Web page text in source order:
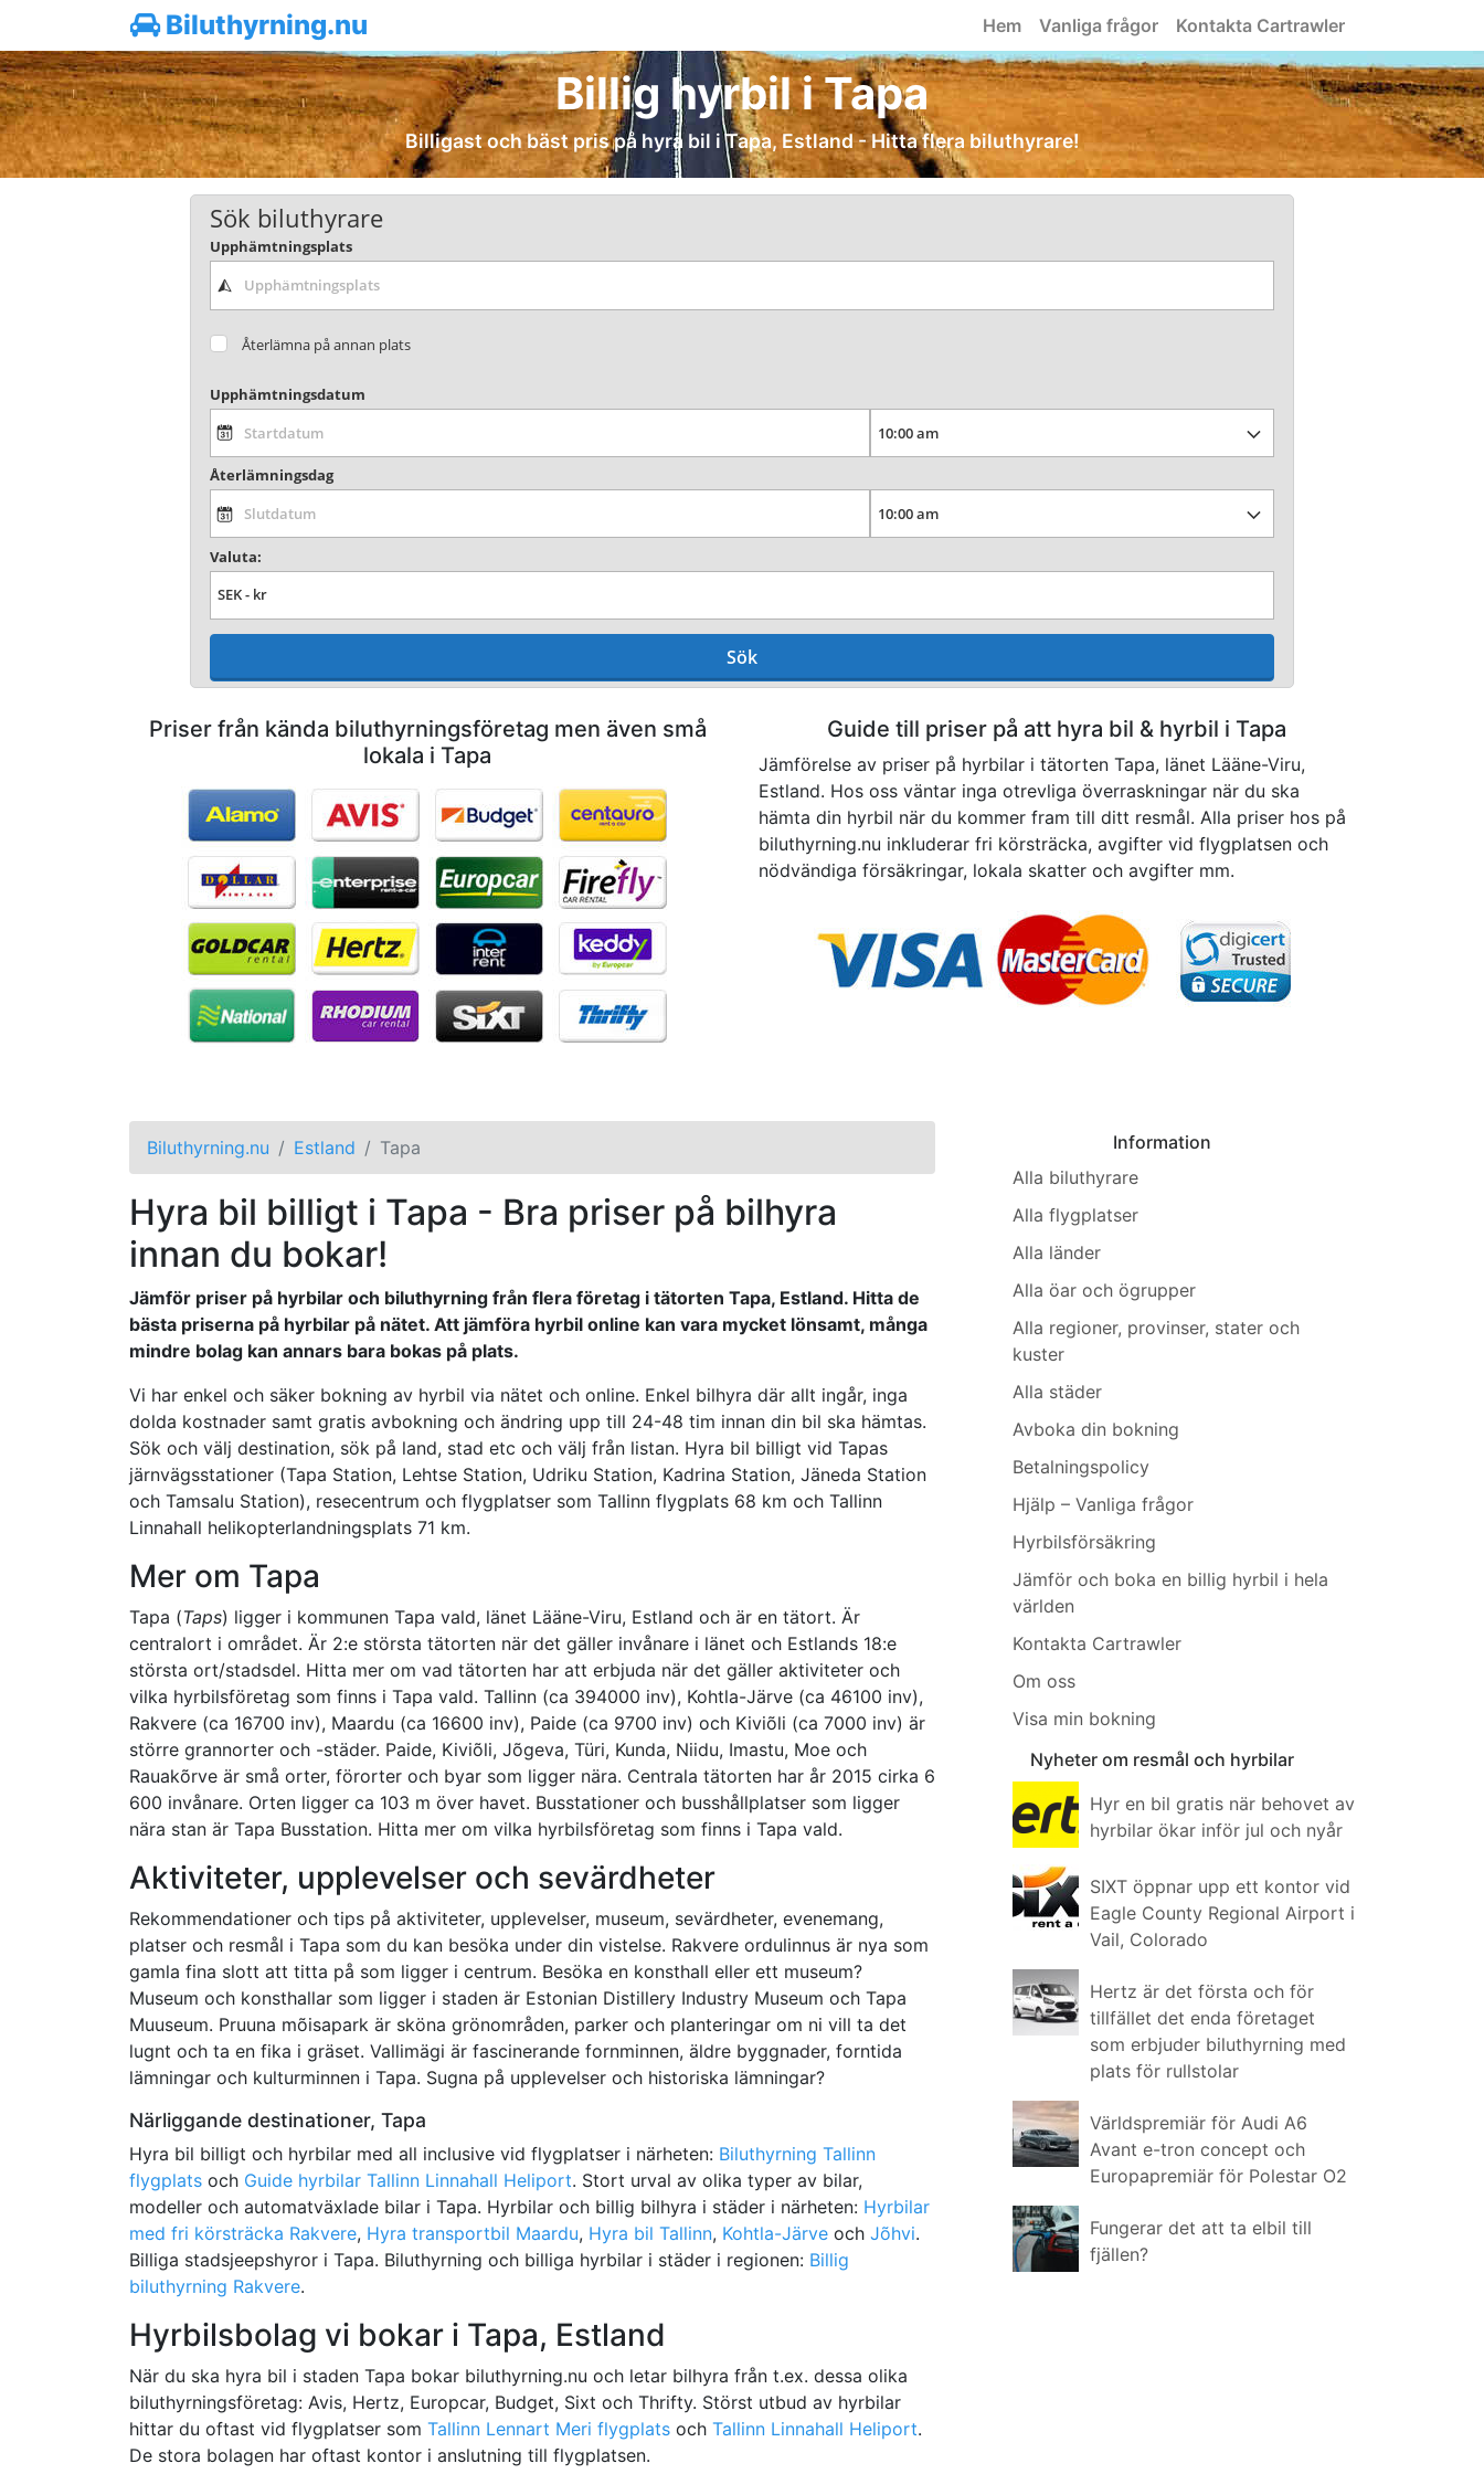
Biluthyrning.nu Hem Vanliga frågor Kontakta Cartrawler
Billig hyrbil i Tapa
Billigast och bäst pris på hyra bil i Tapa, Estland - Hitta flera biluthyrare!
Sök biluthyrare
Upphämtningsplats
Återlämna på annan plats
Upphämtningsdatum
Återlämningsdag
Valuta:
Sök
Priser från kända biluthyrningsföretag men även små
lokala i Tapa
Guide till priser på att hyra bil & hyrbil i Tapa
Jämförelse av priser på hyrbilar i tätorten Tapa, länet Lääne-Viru,
Estland. Hos oss väntar inga otrevliga överraskningar när du ska
hämta din hyrbil när du kommer fram till ditt resmål. Alla priser hos på
biluthyrning.nu inkluderar fri körsträcka, avgifter vid flygplatsen och
nödvändiga försäkringar, lokala skatter och avgifter mm.
Biluthyrning.nu Estland Tapa
Hyra bil billigt i Tapa - Bra priser på bilhyra
innan du bokar!
Jämför priser på hyrbilar och biluthyrning från flera företag i tätorten Tapa, Estland. Hitta de
bästa priserna på hyrbilar på nätet. Att jämföra hyrbil online kan vara mycket lönsamt, många
mindre bolag kan annars bara bokas på plats.
Vi har enkel och säker bokning av hyrbil via nätet och online. Enkel bilhyra där allt ingår, inga
dolda kostnader samt gratis avbokning och ändring upp till 24-48 tim innan din bil ska hämtas.
Sök och välj destination, sök på land, stad etc och välj från listan. Hyra bil billigt vid Tapas
järnvägsstationer (Tapa Station, Lehtse Station, Udriku Station, Kadrina Station, Jäneda Station
och Tamsalu Station), resecentrum och flygplatser som Tallinn flygplats 68 km och Tallinn
Linnahall helikopterlandningsplats 71 km.
Mer om Tapa
Tapa (Taps) ligger i kommunen Tapa vald, länet Lääne-Viru, Estland och är en tätort. Är
centralort i området. Är 2:e största tätorten när det gäller invånare i länet och Estlands 18:e
största ort/stadsdel. Hitta mer om vad tätorten har att erbjuda när det gäller aktiviteter och
vilka hyrbilsföretag som finns i Tapa vald. Tallinn (ca 394000 inv), Kohtla-Järve (ca 46100 inv),
Rakvere (ca 16700 inv), Maardu (ca 16600 inv), Paide (ca 9700 inv) och Kiviõli (ca 7000 inv) är
större grannorter och -städer. Paide, Kiviõli, Jõgeva, Türi, Kunda, Niidu, Imastu, Moe och
Rauakõrve är små orter, förorter och byar som ligger nära. Centrala tätorten har år 2015 cirka 6
600 invånare. Orten ligger ca 103 m över havet. Busstationer och busshållplatser som ligger
nära stan är Tapa Busstation. Hitta mer om vilka hyrbilsföretag som finns i Tapa vald.
Aktiviteter, upplevelser och sevärdheter
Rekommendationer och tips på aktiviteter, upplevelser, museum, sevärdheter, evenemang,
platser och resmål i Tapa som du kan besöka under din vistelse. Rakvere ordulinnus är nya som
gamla fina slott att titta på som ligger i centrum. Besöka en konsthall eller ett museum?
Museum och konsthallar som ligger i staden är Estonian Distillery Industry Museum och Tapa
Muuseum. Pruuna mõisapark är sköna grönområden, parker och planteringar om ni vill ta det
lugnt och ta en fika i gräset. Vallimägi är fascinerande fornminnen, äldre byggnader, forntida
lämningar och kulturminnen i Tapa. Sugna på upplevelser och historiska lämningar?
Närliggande destinationer, Tapa
Hyra bil billigt och hyrbilar med all inclusive vid flygplatser i närheten: Biluthyrning Tallinn
flygplats och Guide hyrbilar Tallinn Linnahall Heliport. Stort urval av olika typer av bilar,
modeller och automatväxlade bilar i Tapa. Hyrbilar och billig bilhyra i städer i närheten: Hyrbilar
med fri körsträcka Rakvere, Hyra transportbil Maardu, Hyra bil Tallinn, Kohtla-Järve och Jõhvi.
Billiga stadsjeepshyror i Tapa. Biluthyrning och billiga hyrbilar i städer i regionen: Billig
biluthyrning Rakvere.
Hyrbilsbolag vi bokar i Tapa, Estland
När du ska hyra bil i staden Tapa bokar biluthyrning.nu och letar bilhyra från t.ex. dessa olika
biluthyrningsföretag: Avis, Hertz, Europcar, Budget, Sixt och Thrifty. Störst utbud av hyrbilar
hittar du oftast vid flygplatser som Tallinn Lennart Meri flygplats och Tallinn Linnahall Heliport.
De stora bolagen har oftast kontor i anslutning till flygplatsen.
Information
Alla biluthyrare
Alla flygplatser
Alla länder
Alla öar och ögrupper
Alla regioner, provinser, stater och
kuster
Alla städer
Avboka din bokning
Betalningspolicy
Hjälp – Vanliga frågor
Hyrbilsförsäkring
Jämför och boka en billig hyrbil i hela
världen
Kontakta Cartrawler
Om oss
Visa min bokning
Nyheter om resmål och hyrbilar
Hyr en bil gratis när behovet av
hyrbilar ökar inför jul och nyår
SIXT öppnar upp ett kontor vid
Eagle County Regional Airport i
Vail, Colorado
Hertz är det första och för
tillfället det enda företaget
som erbjuder biluthyrning med
plats för rullstolar
Världspremiär för Audi A6
Avant e-tron concept och
Europapremiär för Polestar O2
Fungerar det att ta elbil till
fjällen?